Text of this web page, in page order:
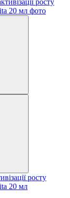
росту
20 мл